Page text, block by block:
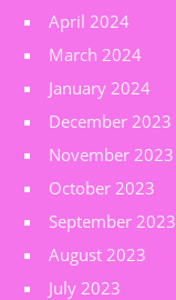
April 2024
March 2024
January 2024
December 2023
November 2023
October 2023
September 2023
August 2023
July 2023